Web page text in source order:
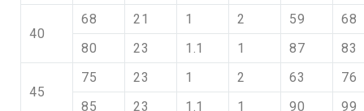
40
68 21 1 2 59
68
80
23 1.1 1 87 83
45
75 23 1 2 63
76
85
23 1.1 1 90 99